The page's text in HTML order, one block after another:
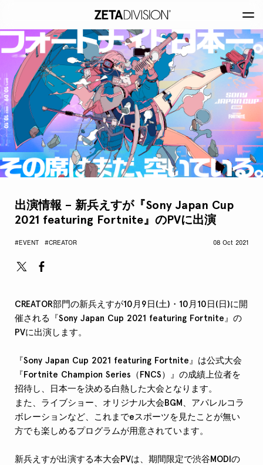
出演情報 – 新兵えすが『Sony Japan Cup
2021 featuring Fortnite』のPVに出演
#EVENT #CREATOR 08 Oct 2021
CREATOR部門の新兵えすが10月9日(土)・10月10日(日)に開
催される『Sony Japan Cup 2021 featuring Fortnite』の
PVに出演します。
『Sony Japan Cup 2021 featuring Fortnite』は公式大会
『Fortnite Champion Series（FNCS）』の成績上位者を
招待し、日本一を決める白熱した大会となります。
また、ライブショー、オリジナル大会BGM、アパレルコラ
ボレーションなど、これまでeスポーツを見たことが無い
方でも楽しめるプログラムが用意されています。
新兵えすが出演する本大会PVは、期間限定で渋谷MODIの